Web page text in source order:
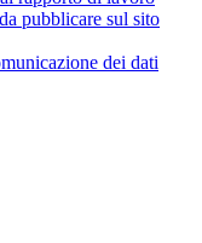
pubblicare sul sito
dei dati